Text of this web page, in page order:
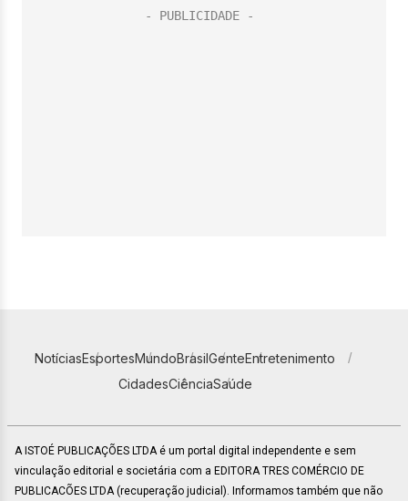
NotíciasEsportesMundoBrasilGenteEntretenimento
CidadesCiênciaSaúde
A ISTOÉ PUBLICAÇÕES LTDA é um portal digital independente e sem
vinculação editorial e societária com a EDITORA TRES COMÉRCIO DE
PUBLICACÕES LTDA (recuperação judicial). Informamos também que não